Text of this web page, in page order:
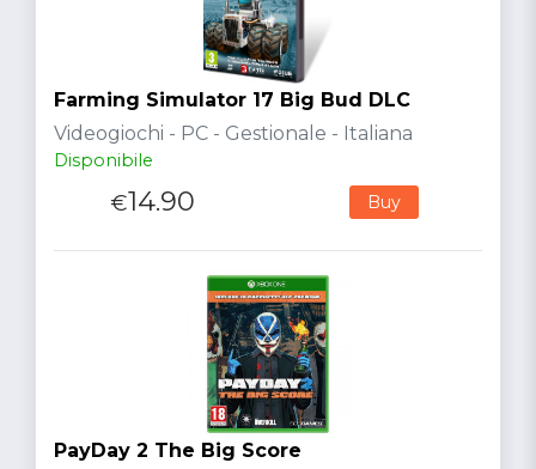
Farming Simulator 17 Big Bud DLC
Videogiochi - PC - Gestionale - Italiana
Disponibile
€14.90 Buy
PayDay 2 The Big Score